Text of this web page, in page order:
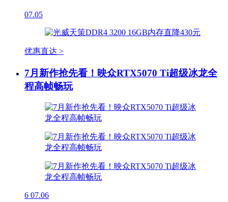
07.05
优惠直达 >
7月新作抢先看！映众RTX5070 Ti超级冰龙全
程高帧畅玩
6 07.06